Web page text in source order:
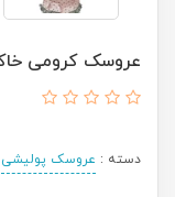
عروسک کرومی خاکستری 27س
دسته : عروسک پولیشی